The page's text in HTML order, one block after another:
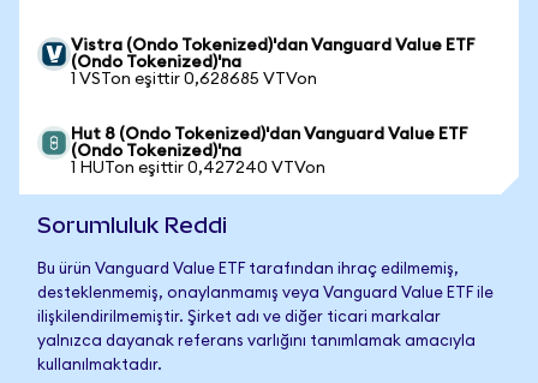
Vistra (Ondo Tokenized)'dan Vanguard Value ETF
(Ondo Tokenized)'na
1 VSTon eşittir 0,628685 VTVon
Hut 8 (Ondo Tokenized)'dan Vanguard Value ETF
(Ondo Tokenized)'na
1 HUTon eşittir 0,427240 VTVon
Sorumluluk Reddi
Bu ürün Vanguard Value ETF tarafından ihraç edilmemiş,
desteklenmemiş, onaylanmamış veya Vanguard Value ETF ile
ilişkilendirilmemiştir. Şirket adı ve diğer ticari markalar
yalnızca dayanak referans varlığını tanımlamak amacıyla
kullanılmaktadır.